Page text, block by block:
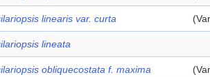
linearis var. curta
lineata
obliquecostata f. maxima